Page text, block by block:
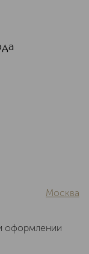
Москва
оформлении